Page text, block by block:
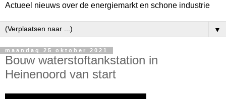
Actueel nieuws over de energiemarkt en schone industrie
▼
maandag 25 oktober 2021
Bouw waterstoftankstation in
Heinenoord van start